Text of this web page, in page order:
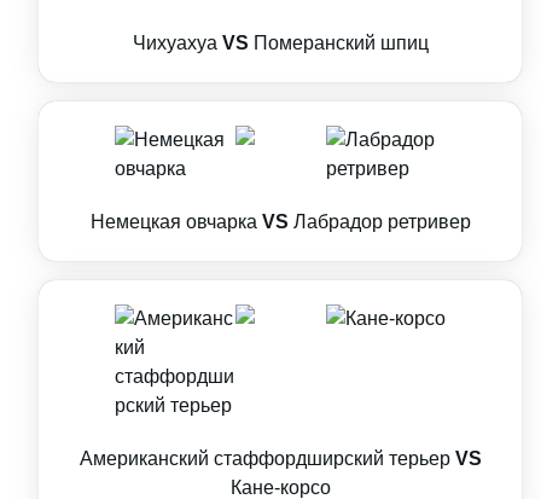
Чихуахуа VS Померанский шпиц
Немецкая овчарка VS Лабрадор ретривер
Американский стаффордширский терьер VS
Кане-корсо